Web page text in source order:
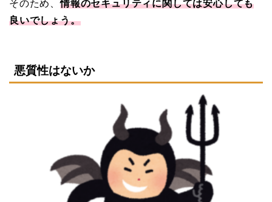
そのため、情報のセキュリティに関しては安心しても
良いでしょう。
悪質性はないか